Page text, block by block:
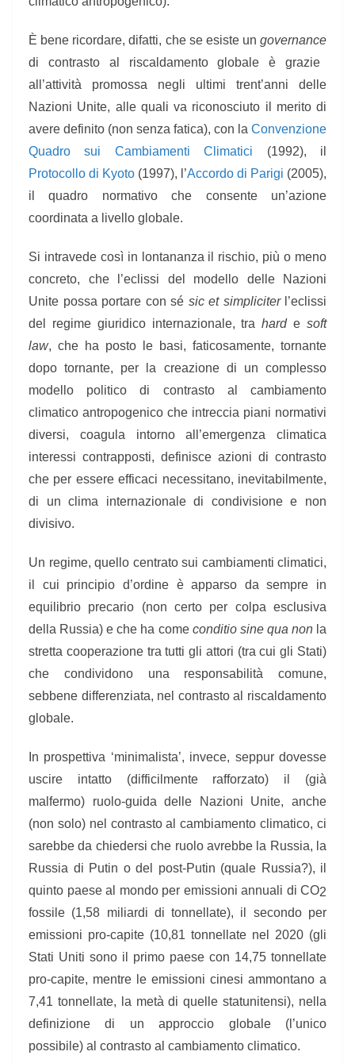
È bene ricordare, difatti, che se esiste un governance
di contrasto al riscaldamento globale è grazie
all’attività promossa negli ultimi trent’anni delle
Nazioni Unite, alle quali va riconosciuto il merito di
avere definito (non senza fatica), con la Convenzione
Quadro sui Cambiamenti Climatici (1992), il
Protocollo di Kyoto (1997), l’Accordo di Parigi (2005),
il quadro normativo che consente un’azione
coordinata a livello globale.
Si intravede così in lontananza il rischio, più o meno
concreto, che l’eclissi del modello delle Nazioni
Unite possa portare con sé sic et simpliciterl’eclissi
del regime giuridico internazionale, trahardesoft
law, che ha posto le basi, faticosamente, tornante
dopo tornante, per la creazione di un complesso
modello politico di contrasto al cambiamento
climatico antropogenico che intreccia piani normativi
diversi, coagula intorno all’emergenza climatica
interessi contrapposti, definisce azioni di contrasto
che per essere efficaci necessitano, inevitabilmente,
di un clima internazionale di condivisione e
non
divisivo.
Un regime, quello centrato sui cambiamenti climatici,
il cui principio d’ordine è apparso da sempre in
equilibrio precario (non certo per colpa esclusiva
della Russia) e che ha come conditio sine qua nonla
stretta cooperazione tra tutti gli attori (tra cui gli Stati)
che condividono una responsabilità comune,
sebbene differenziata, nel contrasto al riscaldamento
globale.
In prospettiva ‘minimalista’, invece, seppur dovesse
uscire intatto (difficilmente rafforzato) il (già
malfermo) ruolo-guida delle Nazioni Unite, anche
(non solo) nel contrasto al cambiamento climatico, ci
sarebbe da chiedersi che ruolo avrebbe la Russia, la
Russia di Putin o del post-Putin (quale Russia?), il
quinto paese al mondo per emissioni annuali di CO2
fossile (1,58 miliardi di tonnellate), il secondo per
emissioni pro-capite (10,81 tonnellate nel 2020 (gli
Stati Uniti sono il primo paese con 14,75 tonnellate
pro-capite, mentre le emissioni cinesi ammontano a
7,41 tonnellate, la metà di quelle statunitensi), nella
definizione di un approccio globale (l’unico
possibile) al contrasto al cambiamento climatico.